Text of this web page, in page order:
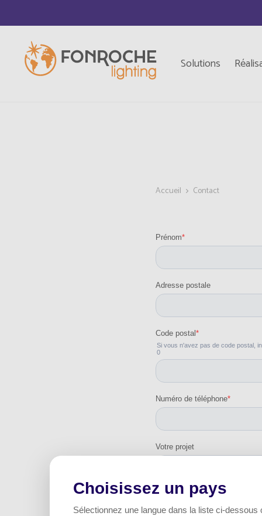
Solutions
Accueil Contact
Choisissez un pays
Sélectionnez une langue dans la liste ci-dessous